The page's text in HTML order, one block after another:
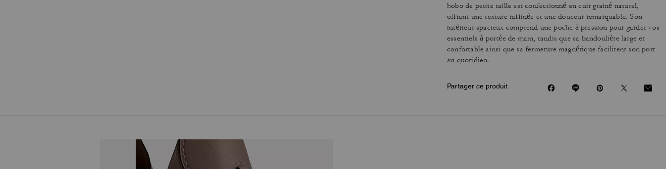
hobo de petite taille est confectionné en cuir grainé naturel,
offrant une texture raffinée et une douceur remarquable. Son
intérieur spacieux comprend une poche à pression pour garder vos
essentiels à portée de main, tandis que sa bandoulière large et
confortable ainsi que sa fermeture magnétique facilitent son port
au quotidien.
Partager ce produit